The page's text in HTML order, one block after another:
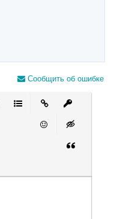
malikasi Uzbek Tilida
Сообщить об ошибке
список
Маркированный список
Вставить ссылку
Вставить